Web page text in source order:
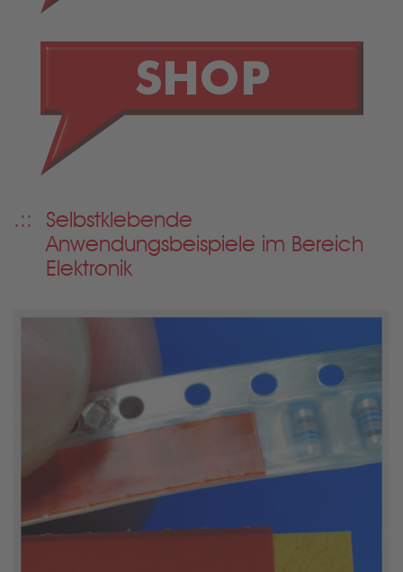
Selbstklebende
Anwendungsbeispiele im Bereich
Elektronik